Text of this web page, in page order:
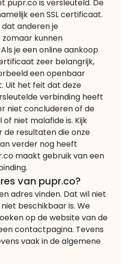
pupr.co is versleuteld. De
een SSL certificaat.
anderen je
kunnen
je een online aankoop
zeer belangrijk,
een openbaar
Uit het feit dat deze
verbinding heeft
niet concluderen of de
niet malafide is. Kijk
de resultaten die onze
verder nog heeft
maakt gebruik van een
van pupr.co?
adres vinden. Dat wil niet
beschikbaar is. We
op de website van de
contactpagina. Tevens
vaak in de algemene